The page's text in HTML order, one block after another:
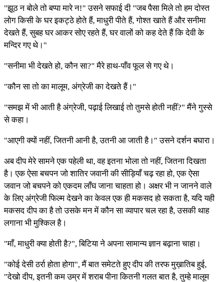
"झूठ न बोले तो बप्पा मारे न!" उसने सफाई दी "जब पैसा मिले तो हम दोस्त
लोग किसी के घर इकट्ठे होते हैं, माधुरी पीते हैं, गोश्त खाते हैं और सनीमा
देखते हैं, सुबह घर आकर सोए रहते हैं, घर वालों को कह देते हैं कि देवी के
मन्दिर गए थे।"
"सनीमा भी देखते हो, कौन सा?" मैरे हाथ-पाँव फूल से गए थे।
"कौन सा तो का मालूम, अंग्रेजी का देखते हैं।"
"समझ में भी आती है अंग्रेजी, पढ़ाई लिखाई तो तुमसे होती नहीं?" मैंने गुस्से
से कहा।
"आएगी क्यों नहीं, जितनी आनी है, उतनी आ जाती है।" उसने दर्शन बघारा।
अब दीप मेरे सामने एक पहेली था, वह इतना भोला तो नहीं, जितना दिखता
है। एक ऐसा बचपन जो शातिर जवानी की सीड़ियाँ चढ़ रहा हो, एक ऐसा
जवान जो बचपने को एकदम लाँघ जाना चाहता हो। अक्षर भी न जानने वाले
के लिए अंग्रेजी फिल्म देखने का केवल एक ही मकसद हो सकता है, यदि यही
मकसद दीप का है तो उसके मन में कौन सा व्यापार चल रहा है, उसकी थाह
लगाना भी मुश्किल है।
"माँ, माधुरी क्या होती है?", बिटिया ने अपना सामान्य ज्ञान बढ़ाना चाहा।
"कोई देसी ठर्रा होता होगा", मैं बात समेटते हुए दीप की तरफ मुख़ातिब हुई,
"देखो दीप, इतनी कम उम्र में शराब पीना कितनी गलत बात है, तुम्हे मालूम